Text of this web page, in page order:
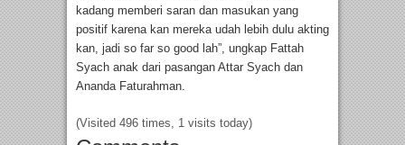
kadang memberi saran dan masukan yang
positif karena kan mereka udah lebih dulu akting
kan, jadi so far so good lah”, ungkap Fattah
Syach anak dari pasangan Attar Syach dan
Ananda Faturahman.
(Visited 496 times, 1 visits today)